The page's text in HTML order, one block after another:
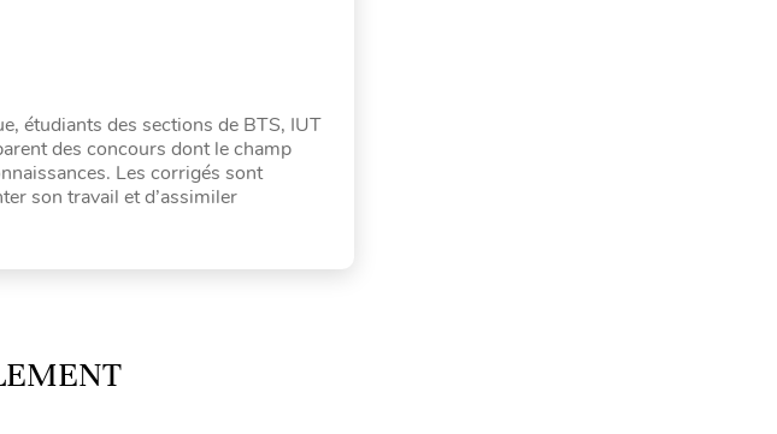
étudiants des sections de BTS, IUT
des concours dont le champ
Les corrigés sont
son travail et d’assimiler